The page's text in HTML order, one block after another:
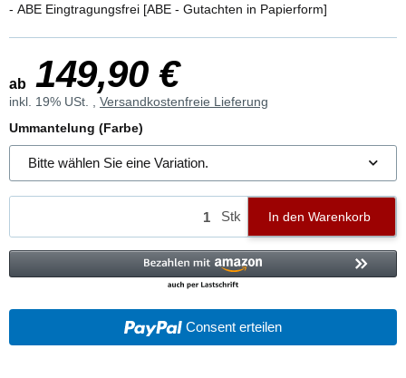
- ABE Eingtragungsfrei [ABE - Gutachten in Papierform]
ab 149,90 €
inkl. 19% USt. , Versandkostenfreie Lieferung
Ummantelung (Farbe)
Bitte wählen Sie eine Variation.
Stk In den Warenkorb
Consent erteilen